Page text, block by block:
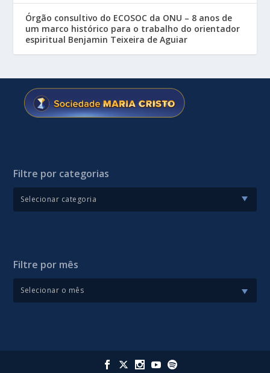
Órgão consultivo do ECOSOC da ONU – 8 anos de
um marco histórico para o trabalho do orientador
espiritual Benjamin Teixeira de Aguiar
Filtre por categorias
Filtre por mês